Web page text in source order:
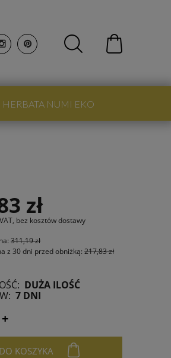
HERBATA NUMI EKO
zł
bez kosztów dostawy
311,19 zł
z 30 dni przed obniżką:217,83 zł
DUŻA ILOŚĆ
7 DNI
+
DO KOSZYKA